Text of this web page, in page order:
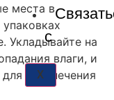
с
X
места в
Укладывайте на
влаги, и
обеспечения